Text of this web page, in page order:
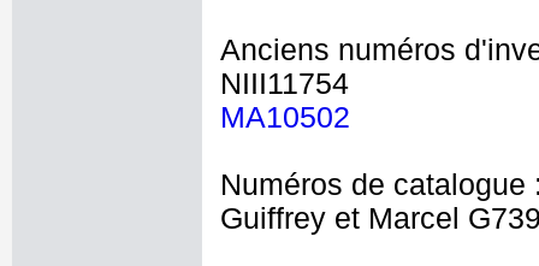
Anciens numéros
NIII11754
MA10502
Numéros de catalogue
Guiffrey et Marcel